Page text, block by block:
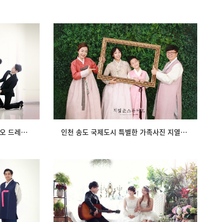
드레스
인천 송도 가족사진 지열군스튜디오 드레스 가족사진
인천 송도 국제도시 특별한 가족사진 지열
군스튜디오 한복…
view
인천 송도 국제도시 특별한 가족사진 지열군스튜디오 한복…
한 주말 인천 송도 지열군스튜디오 드레스가족사진
view